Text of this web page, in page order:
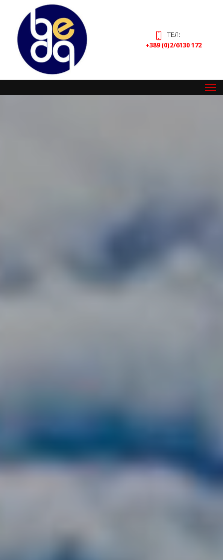
ТЕЛ:
+389 (0)2/6130 172